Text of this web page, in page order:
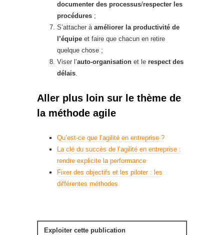
documenter des processus/respecter les
procédures ;
S’attacher à améliorer la productivité de
l’équipe et faire que chacun en retire
quelque chose ;
Viser l’auto-organisation et le respect des
délais.
Aller plus loin sur le thème de
la méthode agile
Qu’est-ce que l’agilité en entreprise ?
La clé du succès de l’agilité en entreprise :
rendre explicite la performance
Fixer des objectifs et les piloter : les
différentes méthodes
Exploiter cette publication